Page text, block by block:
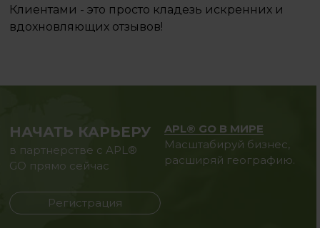
Клиентами - это просто кладезь искренних и
вдохновляющих отзывов!
НАЧАТЬ КАРЬЕРУ
в партнерстве с APL®
GO прямо сейчас
Регистрация
APL® GO В МИРЕ
Масштабируй бизнес,
расширяй географию.